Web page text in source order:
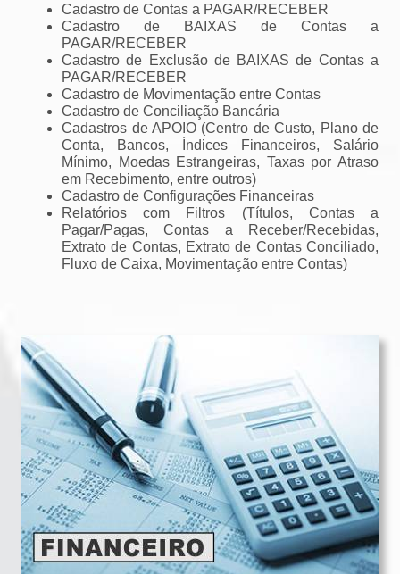
Cadastro de Contas a PAGAR/RECEBER
Cadastro de BAIXAS de Contas a
PAGAR/RECEBER
Cadastro de Exclusão de BAIXAS de Contas a
PAGAR/RECEBER
Cadastro de Movimentação entre Contas
Cadastro de Conciliação Bancária
Cadastros de APOIO (Centro de Custo, Plano de
Conta, Bancos, Índices Financeiros, Salário
Mínimo, Moedas Estrangeiras, Taxas por Atraso
em Recebimento, entre outros)
Cadastro de Configurações Financeiras
Relatórios com Filtros (Títulos, Contas a
Pagar/Pagas, Contas a Receber/Recebidas,
Extrato de Contas, Extrato de Contas Conciliado,
Fluxo de Caixa, Movimentação entre Contas)